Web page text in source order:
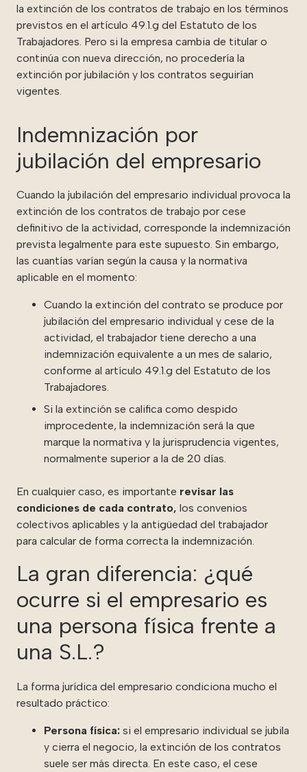
la extinción de los contratos de trabajo en los términos
previstos en el artículo 49.1.g del Estatuto de los
Trabajadores. Pero si la empresa cambia de titular o
continúa con nueva dirección, no procedería la
extinción por jubilación y los contratos seguirían
vigentes.
Indemnización por
jubilación del empresario
Cuando la jubilación del empresario individual provoca la
extinción de los contratos de trabajo por cese
definitivo de la actividad, corresponde la indemnización
prevista legalmente para este supuesto. Sin embargo,
las cuantías varían según la causa y la normativa
aplicable en el momento:
Cuando la extinción del contrato se produce por
jubilación del empresario individual y cese de la
actividad, el trabajador tiene derecho a una
indemnización equivalente a un mes de salario,
conforme al artículo 49.1.g del Estatuto de los
Trabajadores.
Si la extinción se califica como despido
improcedente, la indemnización será la que
marque la normativa y la jurisprudencia vigentes,
normalmente superior a la de 20 días.
En cualquier caso, es importante revisar las
condiciones de cada contrato, los convenios
colectivos aplicables y la antigüedad del trabajador
para calcular de forma correcta la indemnización.
La gran diferencia: ¿qué
ocurre si el empresario es
una persona física frente a
una S.L.?
La forma jurídica del empresario condiciona mucho el
resultado práctico:
Persona física: si el empresario individual se jubila
y cierra el negocio, la extinción de los contratos
suele ser más directa. En este caso, el cese